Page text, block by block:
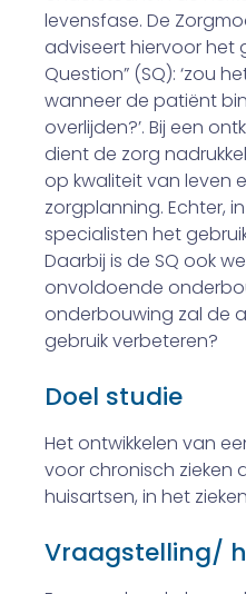
levensfase. De
adviseert hiervoor het
Question” (SQ): ‘zou
wanneer de patiënt
overlijden?’. Bij een
dient de zorg
op kwaliteit van leven
zorgplanning. Echter,
specialisten het
Daarbij is de SQ ook
onvoldoende
onderbouwing zal de
gebruik verbeteren?
Doel studie
Het ontwikkelen van
voor chronisch zieken
huisartsen, in het
Vraagstelling/